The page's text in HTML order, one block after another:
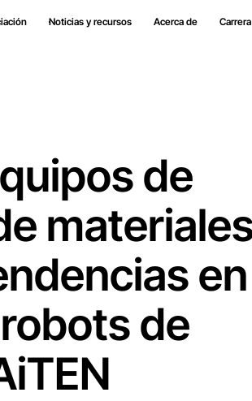
Noticias y recursos Acerca de
de
de